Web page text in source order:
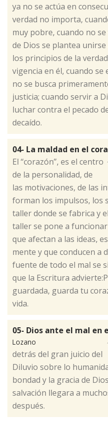
ya no se actúa en
verdad no importa,
muy pobre, cuando no
de Dios se plantea
los principios de la
vigencia en él, cuando
no se busca
justicia; cuando servir a
luchar contra el pecado
decaído.
04- La maldad en el
​El “corazón”, es el centro
de la personalidad, de
las motivaciones, de las
forman los impulsos, los
taller donde se fabrica y
taller se pone a
que afectan a las ideas,
mente y que conducen a
fuente de todo el mal se
que la Escritura
guardada, guarda tu
vida.
05- Dios ante el mal en
Lozano
​detrás del gran juicio del
Diluvio sobre lo
bondad y la gracia de
salvación llegara a
después.